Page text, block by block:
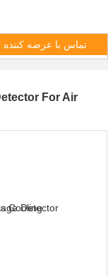
تماس با عرضه کننده
For Air